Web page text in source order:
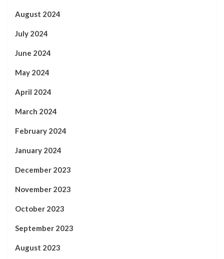
August 2024
July 2024
June 2024
May 2024
April 2024
March 2024
February 2024
January 2024
December 2023
November 2023
October 2023
September 2023
August 2023